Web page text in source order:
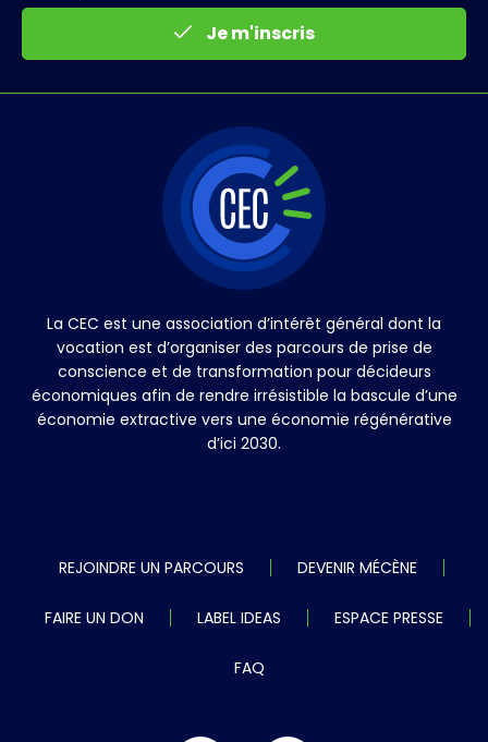
Je m'inscris
La CEC est une association d’intérêt général dont la
vocation est d’organiser des parcours de prise de
conscience et de transformation pour décideurs
économiques afin de rendre irrésistible la bascule d’une
économie extractive vers une économie régénérative
d’ici 2030.
REJOINDRE UN PARCOURS DEVENIR MÉCÈNE
FAIRE UN DON LABEL IDEAS ESPACE PRESSE
FAQ